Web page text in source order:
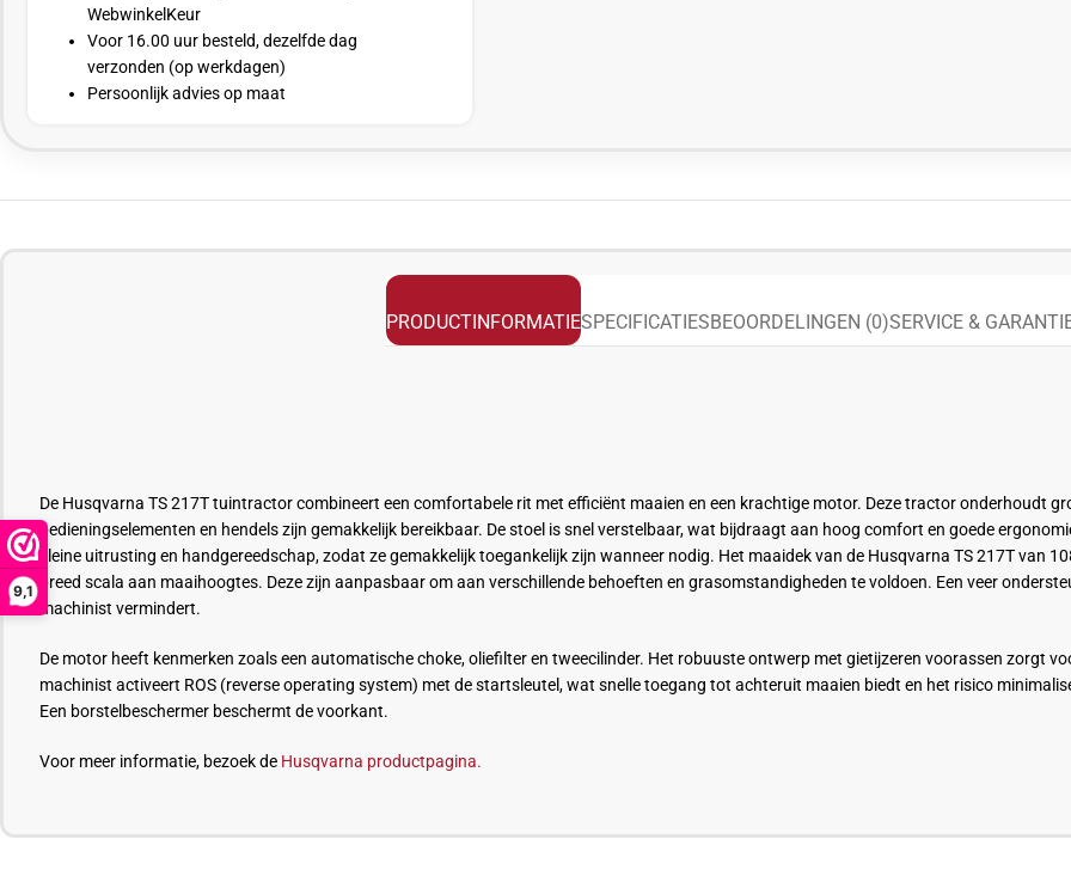
9,1
WebwinkelKeur
Voor 16.00 uur besteld, dezelfde dag
verzonden (op werkdagen)
Persoonlijk advies op maat
PRODUCTINFORMATIESPECIFICATIESBEOORDELINGEN (0)SERVICE &
De Husqvarna TS 217T tuintractor combineert een comfortabele rit met efficiënt maaien en een krachtige motor. Deze tractor onderhoudt
bedieningselementen en hendels zijn gemakkelijk bereikbaar. De stoel is snel verstelbaar, wat bijdraagt aan hoog comfort en goede
kleine uitrusting en handgereedschap, zodat ze gemakkelijk toegankelijk zijn wanneer nodig. Het maaidek van de Husqvarna TS 217T van
breed scala aan maaihoogtes. Deze zijn aanpasbaar om aan verschillende behoeften en grasomstandigheden te voldoen. Een veer
machinist vermindert.
De motor heeft kenmerken zoals een automatische choke, oliefilter en tweecilinder. Het robuuste ontwerp met gietijzeren voorassen zorgt
machinist activeert ROS (reverse operating system) met de startsleutel, wat snelle toegang tot achteruit maaien biedt en het risico
Een borstelbeschermer beschermt de voorkant.
Voor meer informatie, bezoek de Husqvarna productpagina.